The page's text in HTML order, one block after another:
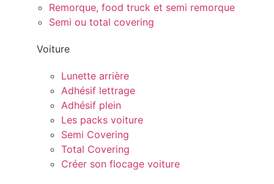
Remorque, food truck et semi remorque
Semi ou total covering
Voiture
Lunette arrière
Adhésif lettrage
Adhésif plein
Les packs voiture
Semi Covering
Total Covering
Créer son flocage voiture